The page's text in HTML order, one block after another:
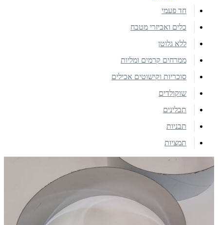
חד פעמי
כלים ואביזרי מטבח
ללא גלוטן
ממרחים קרמים ומליות
סוכריות וקישוטים אכילים
שוקולדים
תבלינים
תבניות
תמציות